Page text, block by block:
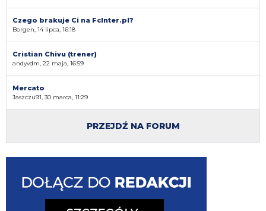
Czego brakuje Ci na FcInter.pl?
Borgen, 14 lipca, 16:18
Cristian Chivu (trener)
andyvdm, 22 maja, 16:59
Mercato
Jaszczu91, 30 marca, 11:29
PRZEJDŹ NA FORUM